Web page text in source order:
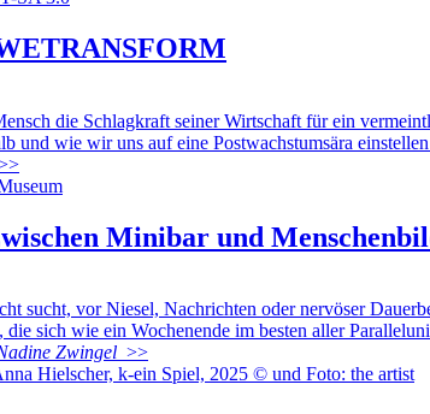
die Schlagkraft seiner Wirtschaft für ein
und wie wir uns auf eine Postwachstumsära
Minibar und
vor Niesel, Nachrichten oder nervöser
sich wie ein Wochenende im besten aller
Zwingel >>